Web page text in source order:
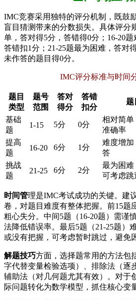
IMC竞赛采用独特的评分机制，既鼓
盲目猜测带来的分数损失。具体评分
单，答对得5分，答错得0分；16-20题
答错扣1分；21-25题最为困难，答对
未作答的题目得0分。
IMC评分标准与时间
题目
类型
题号
范围
答对
得分
答错
扣分
题
基础
题
1-15 5分 0分
相对简单
准确率
提高
题
16-20 6分 1分
难度增加
答
挑战
题
21-25 6分 2分
最为困难
可考虑跳
时间管理是IMC考试成功的关键。建
卷，对题目难度有整体把握。前15题
粗心失分。中间5题（16-20题）需谨
法降低错误率。最后5题（21-25题）
或没有把握，可考虑暂时跳过，避免
解题技巧方面，选择题常用的方法包
字代替变量检验选项）、排除法（逐
辅助法（对几何题尤其有效）。对于
际问题转化为数学模型，抓住核心变